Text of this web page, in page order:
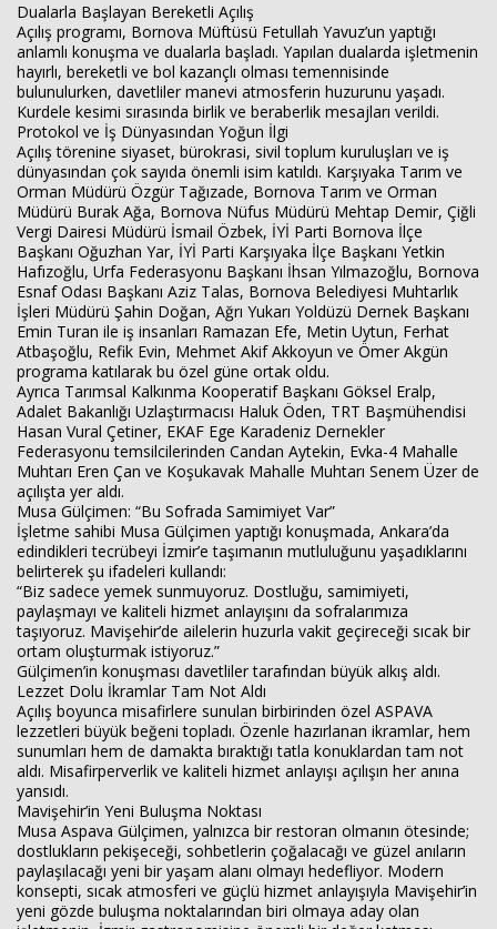
Dualarla Başlayan Bereketli Açılış
Açılış programı, Bornova Müftüsü Fetullah Yavuz’un yaptığı
anlamlı konuşma ve dualarla başladı. Yapılan dualarda işletmenin
hayırlı, bereketli ve bol kazançlı olması temennisinde
bulunulurken, davetliler manevi atmosferin huzurunu yaşadı.
Kurdele kesimi sırasında birlik ve beraberlik mesajları verildi.
Protokol ve İş Dünyasından Yoğun İlgi
Açılış törenine siyaset, bürokrasi, sivil toplum kuruluşları ve iş
dünyasından çok sayıda önemli isim katıldı. Karşıyaka Tarım ve
Orman Müdürü Özgür Tağızade, Bornova Tarım ve Orman
Müdürü Burak Ağa, Bornova Nüfus Müdürü Mehtap Demir, Çiğli
Vergi Dairesi Müdürü İsmail Özbek, İYİ Parti Bornova İlçe
Başkanı Oğuzhan Yar, İYİ Parti Karşıyaka İlçe Başkanı Yetkin
Hafızoğlu, Urfa Federasyonu Başkanı İhsan Yılmazoğlu, Bornova
Esnaf Odası Başkanı Aziz Talas, Bornova Belediyesi Muhtarlık
İşleri Müdürü Şahin Doğan, Ağrı Yukarı Yoldüzü Dernek Başkanı
Emin Turan ile iş insanları Ramazan Efe, Metin Uytun, Ferhat
Atbaşoğlu, Refik Evin, Mehmet Akif Akkoyun ve Ömer Akgün
programa katılarak bu özel güne ortak oldu.
Ayrıca Tarımsal Kalkınma Kooperatif Başkanı Göksel Eralp,
Adalet Bakanlığı Uzlaştırmacısı Haluk Öden, TRT Başmühendisi
Hasan Vural Çetiner, EKAF Ege Karadeniz Dernekler
Federasyonu temsilcilerinden Candan Aytekin, Evka-4 Mahalle
Muhtarı Eren Çan ve Koşukavak Mahalle Muhtarı Senem Üzer de
açılışta yer aldı.
Musa Gülçimen: “Bu Sofrada Samimiyet Var”
İşletme sahibi Musa Gülçimen yaptığı konuşmada, Ankara’da
edindikleri tecrübeyi İzmir’e taşımanın mutluluğunu yaşadıklarını
belirterek şu ifadeleri kullandı:
“Biz sadece yemek sunmuyoruz. Dostluğu, samimiyeti,
paylaşmayı ve kaliteli hizmet anlayışını da sofralarımıza
taşıyoruz. Mavişehir’de ailelerin huzurla vakit geçireceği sıcak bir
ortam oluşturmak istiyoruz.”
Gülçimen’in konuşması davetliler tarafından büyük alkış aldı.
Lezzet Dolu İkramlar Tam Not Aldı
Açılış boyunca misafirlere sunulan birbirinden özel ASPAVA
lezzetleri büyük beğeni topladı. Özenle hazırlanan ikramlar, hem
sunumları hem de damakta bıraktığı tatla konuklardan tam not
aldı. Misafirperverlik ve kaliteli hizmet anlayışı açılışın her anına
yansıdı.
Mavişehir’in Yeni Buluşma Noktası
Musa Aspava Gülçimen, yalnızca bir restoran olmanın ötesinde;
dostlukların pekişeceği, sohbetlerin çoğalacağı ve güzel anıların
paylaşılacağı yeni bir yaşam alanı olmayı hedefliyor. Modern
konsepti, sıcak atmosferi ve güçlü hizmet anlayışıyla Mavişehir’in
yeni gözde buluşma noktalarından biri olmaya aday olan
Haberin Doğru Adresi.